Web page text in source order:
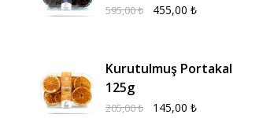
595,00₺ 455,00 ₺
Kurutulmuş Portakal
125g
205,00₺ 145,00 ₺